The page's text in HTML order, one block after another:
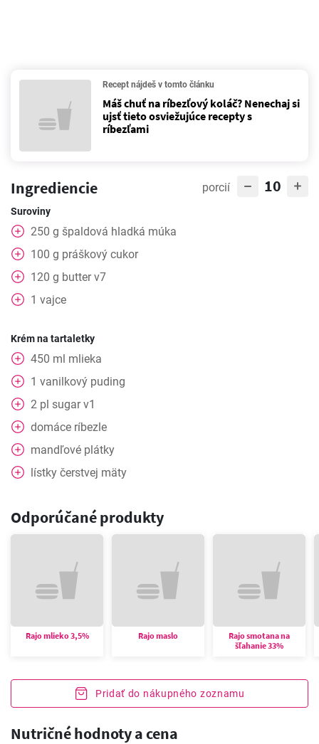
Recept nájdeš v tomto článku
Máš chuť na ríbezľový koláč? Nenechaj si
ujsť tieto osviežujúce recepty s
ríbezľami
Ingrediencie porcií 10
Suroviny
250 g špaldová hladká múka
100 g práškový cukor
120 g butter v7
1 vajce
Krém na tartaletky
450 ml mlieka
1 vanilkový puding
2 pl sugar v1
domáce ríbezle
mandľové plátky
lístky čerstvej mäty
Odporúčané produkty
Rajo mlieko 3,5% Rajo maslo
Rajo smotana na
šľahanie 33%
Pridať do nákupného zoznamu
Nutričné hodnoty a cena